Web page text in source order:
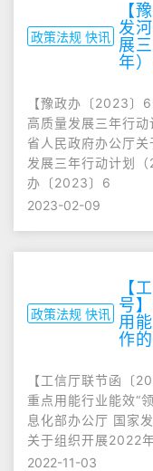
政策法规 快讯
【
发
展
年
【豫政办〔2023〕
高质量发展三年行
省人民政府办公厅
发展三年行动计划
办〔2023〕6
2023-02-09
政策法规 快讯
【
号
用
作
【工信厅联节函〔
重点用能行业能效“
息化部办公厅 国家
关于组织开展2022
2022-11-03